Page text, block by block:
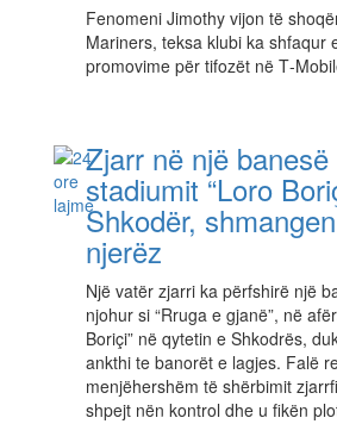
Fenomeni Jimothy vijon të
Mariners, teksa klubi ka shfaqur
promovime për tifozët në
Zjarr në një
stadiumit “Loro
Shkodër,
njerëz
Një vatër zjarri ka përfshirë një
njohur si “Rruga e gjanë”, në
Boriçi” në qytetin e Shkodrës,
ankthi te banorët e lagjes. Falë
menjëhershëm të shërbimit
shpejt nën kontrol dhe u fikën